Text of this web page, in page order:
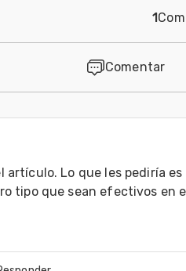
1
Comentar
artículo. Lo que les pediría
tipo que sean efectivos en